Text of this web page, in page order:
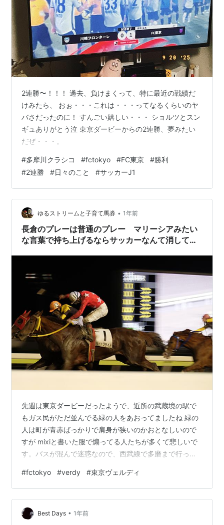
2連勝〜！！！ 過去、負けまくって、特に最近の戦績だ
けみたら、 おぉ・・・これは・・・ってなるくらいのヤ
バさだったのに！ すんごい嬉しい・・・ ショルツとスン
ギュありがとう泣 東京ダービーからの2連勝、夢みたい
だぜ・・・。
#多摩川クラシコ #fctokyo #FC東京 #勝利
#2連勝 #日々のこと #サッカーJ1
ゆるストリームと子育て馬券 • 1年前
長倉のプレーは普通のプレー マリーシアみたい
な言葉で持ち上げるならサッカーなんて消してし
先週は東京ダービーだったようで、近所の武蔵境の駅で
もガス民がただ並んでる緑の人をあおってましたね 緑の
人は町が青赤ばっかりで肩身が狭いのかおとなしいので
すが mixiと書いた服で煽ってる人たちが多くて悲しいで
す。バスが混んで迷惑なので、西武線で多磨まで行って
ないといけないのか。 たんに緑の数が少ないだけかもし
れませんが、街にあの色の旗が出てるけどホームではな
いから。。。ホームタウンかもしれんけど家ではないの
ですよ。 と愚痴は置いておいて長倉 FC東京の長倉のプ
#fctokyo #verdy #東京ヴェルディ
Best Days • 1年前